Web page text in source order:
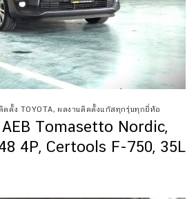
ดตั้ง TOYOTA, ผลงานติดตั้งแก๊สทุกรุ่นทุกยี่ห้อ
Tomasetto Nordic,
4P, Certools F-750, 35L